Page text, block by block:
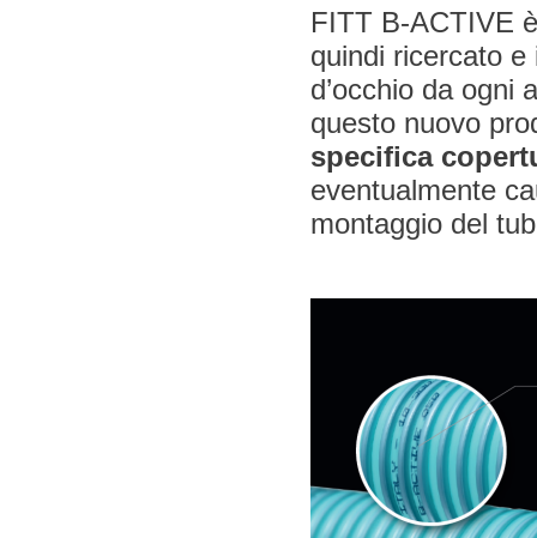
FITT B-ACTIVE
quindi ricercato e
d’occhio da ogni
questo nuovo
specifica
eventualmente
montaggio del